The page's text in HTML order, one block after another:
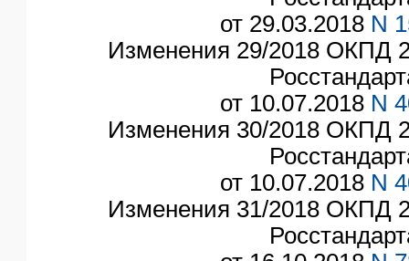
от 29.03.2018 N
Изменения 29/2018 ОКПД
от 10.07.2018 N
Изменения 30/2018 ОКПД
от 10.07.2018 N
Изменения 31/2018 ОКПД